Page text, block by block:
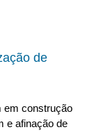
de
em construção
e afinação de